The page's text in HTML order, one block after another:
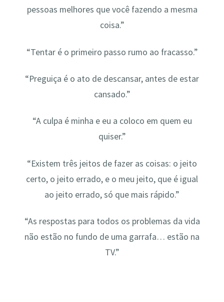
pessoas melhores que você fazendo a mesma
coisa.”
“Tentar é o primeiro passo rumo ao fracasso.”
“Preguiça é o ato de descansar, antes de estar
cansado.”
“A culpa é minha e eu a coloco em quem eu
quiser.”
“Existem três jeitos de fazer as coisas: o jeito
certo, o jeito errado, e o meu jeito, que é igual
ao jeito errado, só que mais rápido.”
“As respostas para todos os problemas da vida
não estão no fundo de uma garrafa… estão na
TV.”